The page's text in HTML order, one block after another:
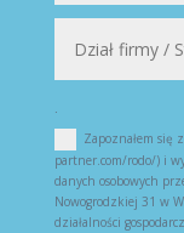
.
Zapoznałem
partner.com/rodo/) i
danych osobowych
Nowogrodzkiej 31 w
działalności